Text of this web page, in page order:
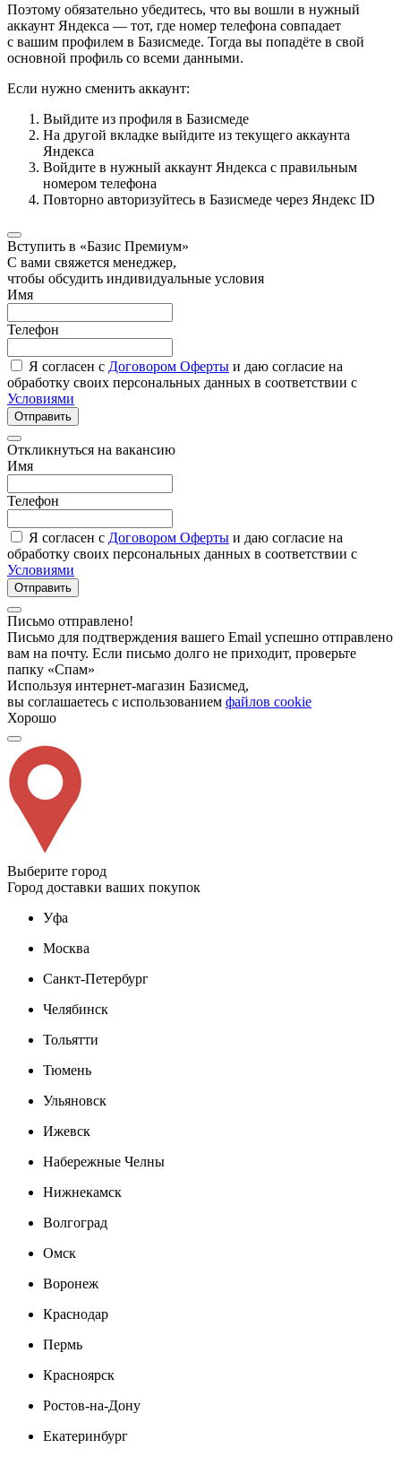
Поэтому обязательно убедитесь, что вы вошли в нужный
аккаунт Яндекса — тот, где номер телефона совпадает
с вашим профилем в Базисмеде. Тогда вы попадёте в свой
основной профиль со всеми данными.
Если нужно сменить аккаунт:
Выйдите из профиля в Базисмеде
На другой вкладке выйдите из текущего аккаунта
Яндекса
Войдите в нужный аккаунт Яндекса с правильным
номером телефона
Повторно авторизуйтесь в Базисмеде через Яндекс ID
Вступить в «Базис Премиум»
С вами свяжется менеджер,
чтобы обсудить индивидуальные условия
Имя
Телефон
Я согласен с Договором Оферты и даю согласие на
обработку своих персональных данных в соответствии с
Условиями
Отправить
Откликнуться на вакансию
Имя
Телефон
Я согласен с Договором Оферты и даю согласие на
обработку своих персональных данных в соответствии с
Условиями
Отправить
Письмо отправлено!
Письмо для подтверждения вашего Email успешно отправлено
вам на почту. Если письмо долго не приходит, проверьте
папку «Спам»
Используя интернет-магазин Базисмед,
вы соглашаетесь с использованием файлов cookie
Хорошо
Выберите город
Город доставки ваших покупок
Уфа
Москва
Санкт-Петербург
Челябинск
Тольятти
Тюмень
Ульяновск
Ижевск
Набережные Челны
Нижнекамск
Волгоград
Омск
Воронеж
Краснодар
Пермь
Красноярск
Ростов-на-Дону
Екатеринбург